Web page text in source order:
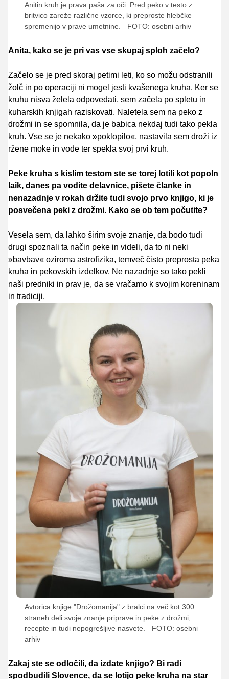
Anitin kruh je prava paša za oči. Pred peko v testo z
britvico zareže različne vzorce, ki preproste hlebčke
spremenijo v prave umetnine.
FOTO: osebni arhiv
Anita, kako se je pri vas vse skupaj sploh začelo?
Začelo se je pred skoraj petimi leti, ko so možu odstranili
žolč in po operaciji ni mogel jesti kvašenega kruha. Ker se
kruhu nisva želela odpovedati, sem začela po spletu in
kuharskih knjigah raziskovati. Naletela sem na peko z
drožmi in se spomnila, da je babica nekdaj tudi tako pekla
kruh. Vse se je nekako »poklopilo«, nastavila sem droži iz
ržene moke in vode ter spekla svoj prvi kruh.
Peke kruha s kislim testom ste se torej lotili kot popoln
laik, danes pa vodite delavnice, pišete članke in
nenazadnje v rokah držite tudi svojo prvo knjigo, ki je
posvečena peki z drožmi. Kako se ob tem počutite?
Vesela sem, da lahko širim svoje znanje, da bodo tudi
drugi spoznali ta način peke in videli, da to ni neki
»bavbav« oziroma astrofizika, temveč čisto preprosta peka
kruha in pekovskih izdelkov. Ne nazadnje so tako pekli
naši predniki in prav je, da se vračamo k svojim koreninam
in tradiciji.
Avtorica knjige "Drožomanija" z bralci na več kot 300
straneh deli svoje znanje priprave in peke z drožmi,
recepte in tudi nepogrešljive nasvete.
FOTO: osebni
arhiv
Zakaj ste se odločili, da izdate knjigo? Bi radi
spodbudili Slovence, da se lotijo peke kruha na star